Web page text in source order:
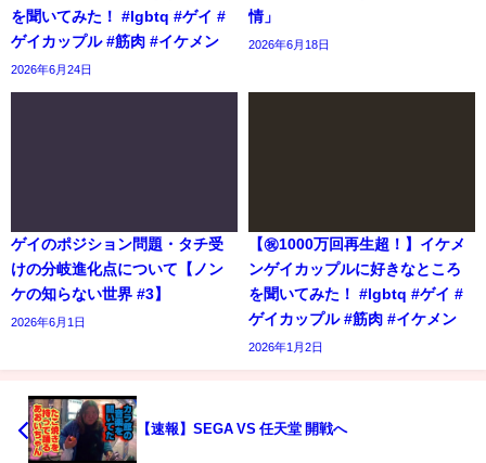
を聞いてみた！ #lgbtq #ゲイ #
ゲイカップル #筋肉 #イケメン
2026年6月24日
情」
2026年6月18日
ゲイのポジション問題・タチ受
けの分岐進化点について【ノン
ケの知らない世界 #3】
2026年6月1日
【㊗️1000万回再生超！】イケメ
ンゲイカップルに好きなところ
を聞いてみた！ #lgbtq #ゲイ #
ゲイカップル #筋肉 #イケメン
2026年1月2日
【速報】SEGA VS 任天堂 開戦へ